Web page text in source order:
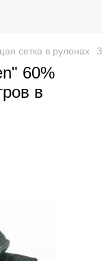
сетка в рулонах
60%
в